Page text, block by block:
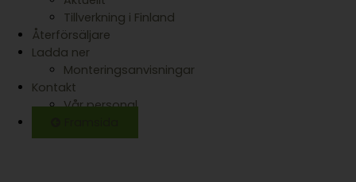
Tillverkning i Finland
Återförsäljare
Ladda ner
Monteringsanvisningar
Kontakt
Vår personal